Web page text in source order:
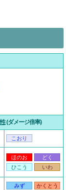
(ダメージ倍率)
こおり
ほのお
どく
ひこう
いわ
みず かくとう